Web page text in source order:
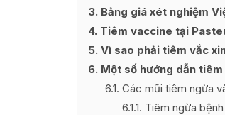
3 Bảng giá xét nghiệm
4 Tiêm vaccine tại
5 Vì sao phải tiêm vắc
6 Một số hướng dẫn
6.1 Các mũi tiêm ngừa
6.1.1 Tiêm ngừa